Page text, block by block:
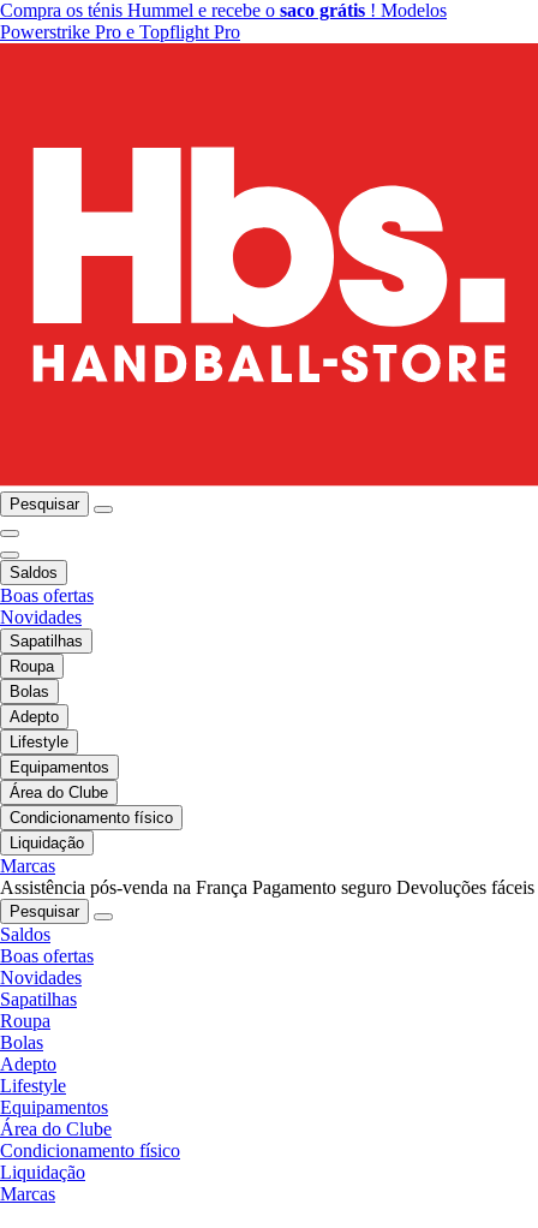
Compra os ténis Hummel e recebe o saco grátis ! Modelos
Powerstrike Pro e Topflight Pro
Pesquisar
Saldos
Boas ofertas
Novidades
Sapatilhas
Roupa
Bolas
Adepto
Lifestyle
Equipamentos
Área do Clube
Condicionamento físico
Liquidação
Marcas
Assistência pós-venda na França Pagamento seguro Devoluções fáceis
Pesquisar
Saldos
Boas ofertas
Novidades
Sapatilhas
Roupa
Bolas
Adepto
Lifestyle
Equipamentos
Área do Clube
Condicionamento físico
Liquidação
Marcas